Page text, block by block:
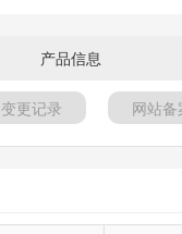
产品信息
变更记录 网站备